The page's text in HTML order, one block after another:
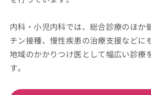
内科・小児内科では、総合診療のほか
チン接種、慢性疾患の治療支援などに
地域のかかりつけ医として幅広い診療
す。